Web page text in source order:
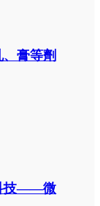
膏等劑
技——微